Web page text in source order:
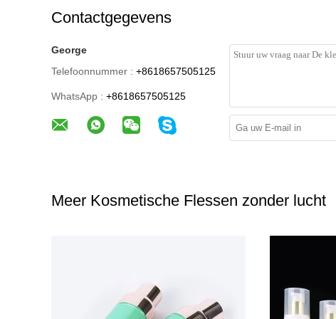
Contactgegevens
George
Telefoonnummer : +8618657505125
WhatsApp : +8618657505125
Meer Kosmetische Flessen zonder lucht